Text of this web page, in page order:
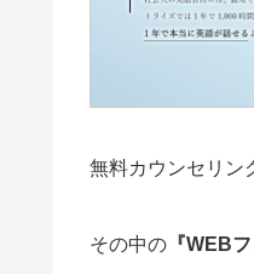
無料カウンセリン
その中の 『WEB